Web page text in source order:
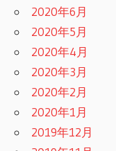
2020年6月
2020年5月
2020年4月
2020年3月
2020年2月
2020年1月
2019年12月